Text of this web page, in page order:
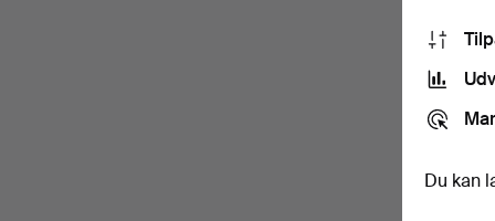
Du kan